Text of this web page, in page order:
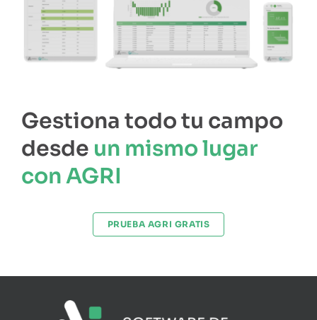
Gestiona todo tu campo
desde un mismo lugar
con AGRI
PRUEBA AGRI GRATIS